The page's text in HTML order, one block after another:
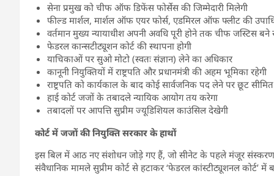
सेना प्रमुख को चीफ ऑफ डिफेंस फोर्सेस की जिम्मेदारी मिलेगी
फील्ड मार्शल, मार्शल ऑफ एयर फोर्स, एडमिरल ऑफ फ्लीट की
वर्तमान मुख्य न्यायाधीश अपनी अवधि पूरी होने तक चीफ जस्टिस बने
फेडरल कान्सटीट्यूशन कोर्ट की स्थापना होगी
याचिकाओं पर सुओ मोटो (स्वतः संज्ञान) लेने का अधिकार
कानूनी नियुक्तियों में राष्ट्रपति और प्रधानमंत्री की अहम भूमिका रहेगी
राष्ट्रपति को कार्यकाल के बाद कोई सार्वजनिक पद लेने पर छूट सीमित
हाई कोर्ट जजों के तबादले न्यायिक आयोग तय करेगा
तबादलों पर आपत्ति सुप्रीम ज्यूडिशियल काउंसिल देखेगी
कोर्ट में जजों की नियुक्ति सरकार के हाथों
इस बिल में आठ नए संशोधन जोड़े गए हैं, जो सीनेट के पहले मंजूर संस्करण
संवैधानिक मामले सुप्रीम कोर्ट से हटाकर ‘फेडरल कांस्टीट्यूशनल कोर्ट’